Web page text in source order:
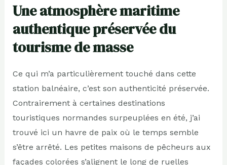
Une atmosphère maritime
authentique préservée du
tourisme de masse
Ce qui m’a particulièrement touché dans cette
station balnéaire, c’est son authenticité préservée.
Contrairement à certaines destinations
touristiques normandes surpeuplées en été, j’ai
trouvé ici un havre de paix où le temps semble
s’être arrêté. Les petites maisons de pêcheurs aux
façades colorées s’alignent le long de ruelles